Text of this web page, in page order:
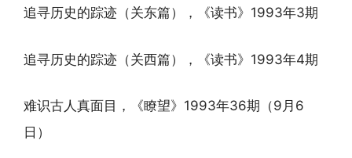
追寻历史的踪迹（关东篇），《读书》1993年3期
追寻历史的踪迹（关西篇），《读书》1993年4期
难识古人真面目，《瞭望》1993年36期（9月6
日）